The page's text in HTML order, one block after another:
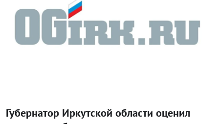
Губернатор Иркутской области оценил